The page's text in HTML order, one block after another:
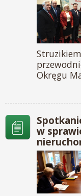
Okręgu
w